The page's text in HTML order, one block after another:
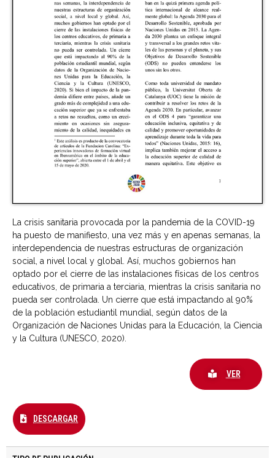
La crisis sanitaria provocada por la pandemia de la COVID-19
ha puesto de manifiesto, una vez más y en apenas semanas, la
interdependencia de nuestras estructuras de organización
social, a nivel local y global. Así, muchos gobiernos han
optado por el cierre de las instalaciones físicas de los centros
educativos, de primaria a terciaria, mientras la crisis sanitaria no
pueda ser controlada. Un cierre que está impactando al 90%
de la población estudiantil mundial, según datos de la
Organización de Naciones Unidas para la Educación, la Ciencia
y la Cultura (UNESCO, 2020).
VER
DESCARGAR